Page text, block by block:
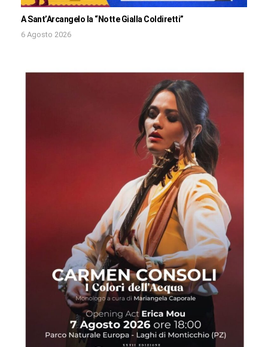
A Sant’Arcangelo la “Notte Gialla Coldiretti”
6 Agosto 2026